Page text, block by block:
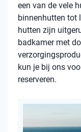
een van de vele
binnenhutten tot
hutten zijn
badkamer met
kun je bij ons
reserveren.